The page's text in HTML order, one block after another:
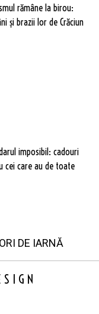
rămâne la birou:
și brazii lor de Crăciun
imposibil: cadouri
cei care au de toate
DE IARNĂ